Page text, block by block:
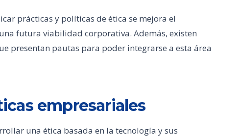
prácticas y políticas de ética se mejora el
futura viabilidad corporativa. Además, existen
presentan pautas para poder integrarse a esta área
empresariales
una ética basada en la tecnología y sus